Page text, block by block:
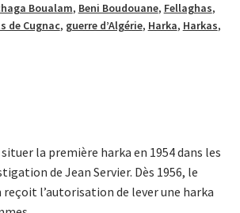
Boualam, Beni Boudouane, Fellaghas,
de Cugnac, guerre d’Algérie, Harka, Harkas,
situer la première harka en 1954 dans les
de Jean Servier. Dès 1956, le
reçoit l’autorisation de lever une harka